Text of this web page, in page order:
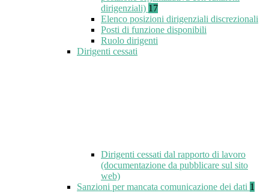
dirigenziali) 17
Elenco posizioni dirigenziali discrezionali
Posti di funzione disponibili
Ruolo dirigenti
Dirigenti cessati
Dirigenti cessati dal rapporto di lavoro
(documentazione da pubblicare sul sito
web)
Sanzioni per mancata comunicazione dei dati 1